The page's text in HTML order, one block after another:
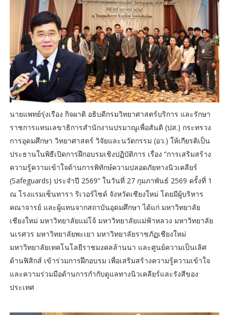
นายแพทย์รุ่งเรือง กิจผาติ อธิบดีกรมวิทยาศาสตร์บริการ และรักษา
ราชการแทนเลขาธิการสำนักงานปรมาณูเพื่อสันติ (ปส.) กระทรวง
การอุดมศึกษา วิทยาศาสตร์ วิจัยและนวัตกรรม (อว.) ให้เกียรติเป็น
ประธานในพิธีเปิดการฝึกอบรมเชิงปฏิบัติการ เรื่อง “การเสริมสร้าง
ความรู้ความเข้าใจด้านการพิทักษ์ความปลอดภัยทางนิวเคลียร์
(Safeguards) ประจำปี 2569” ในวันที่ 27 กุมภาพันธ์ 2569 ครั้งที่ 1
ณ โรงแรมเซ็นทารา ริเวอร์ไซด์ จังหวัดเชียงใหม่ โดยมีผู้บริหาร
คณาจารย์ และผู้แทนจากสถาบันอุดมศึกษา ได้แก่ มหาวิทยาลัย
เชียงใหม่ มหาวิทยาลัยแม่โจ้ มหาวิทยาลัยแม่ฟ้าหลวง มหาวิทยาลัย
นเรศวร มหาวิทยาลัยพะเยา มหาวิทยาลัยราชภัฏเชียงใหม่
มหาวิทยาลัยเทคโนโลยีราชมงคลล้านนา และศูนย์ความเป็นเลิศ
ด้านฟิสิกส์ เข้าร่วมการฝึกอบรม เพื่อเสริมสร้างความรู้ความเข้าใจ
และความร่วมมือด้านการกำกับดูแลทางนิวเคลียร์และรังสีของ
ประเทศ